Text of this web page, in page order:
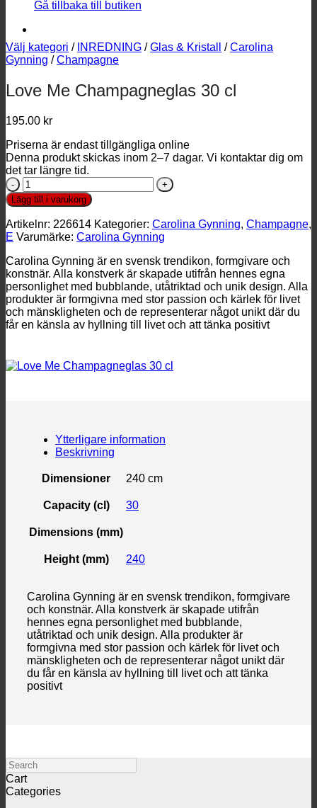
Gå tillbaka till butiken
Välj kategori / INREDNING / Glas & Kristall / Carolina
Gynning / Champagne
Love Me Champagneglas 30 cl
195.00 kr
Priserna är endast tillgängliga online
Denna produkt skickas inom 2–7 dagar. Vi kontaktar dig om
det tar längre tid.
Love
Me
Champagneglas
30
cl
Lägg till i varukorg
Artikelnr: 226614 Kategorier: Carolina Gynning, Champagne,
E Varumärke: Carolina Gynning
Carolina Gynning är en svensk trendikon, formgivare och
konstnär. Alla konstverk är skapade utifrån hennes egna
personlighet med bubblande, utåtriktad och unik design. Alla
produkter är formgivna med stor passion och kärlek för livet
och mänskligheten och de representerar något unikt där du
får en känsla av hyllning till livet och att tänka positivt
Ytterligare information
Beskrivning
Dimensioner 240 cm
Capacity (cl) 30
Dimensions (mm)
Height (mm) 240
Carolina Gynning är en svensk trendikon, formgivare
och konstnär. Alla konstverk är skapade utifrån
hennes egna personlighet med bubblande,
utåtriktad och unik design. Alla produkter är
formgivna med stor passion och kärlek för livet och
mänskligheten och de representerar något unikt där
du får en känsla av hyllning till livet och att tänka
positivt
Search
Cart
Categories